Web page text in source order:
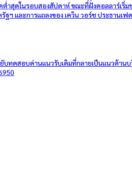
ำสุดในรอบสองสัปดาห์ ขณะที่ฝั่งดอลลาร์เริ่ม
ฐฯ และการแถลงของ เควิน วอร์ช ประธานเฟด
บทดสอบด่านแนวรับเดิมที่กลายเป็นแนวต้านบ